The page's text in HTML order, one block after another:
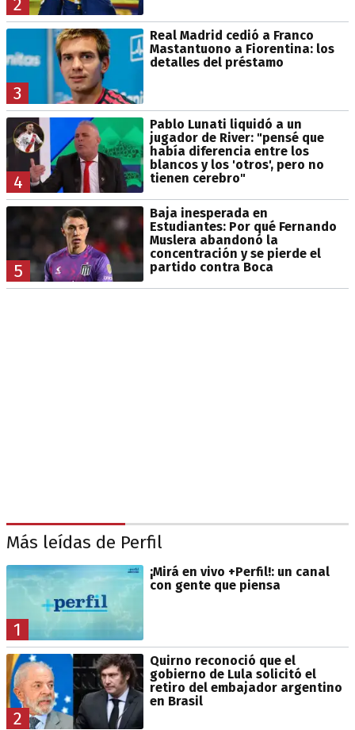
2
3
Real Madrid cedió a Franco
Mastantuono a Fiorentina: los
detalles del préstamo
4
Pablo Lunati liquidó a un
jugador de River: "pensé que
había diferencia entre los
blancos y los 'otros', pero no
tienen cerebro"
5
Baja inesperada en
Estudiantes: Por qué Fernando
Muslera abandonó la
concentración y se pierde el
partido contra Boca
Más leídas de Perfil
1
¡Mirá en vivo +Perfil!: un canal
con gente que piensa
2
Quirno reconoció que el
gobierno de Lula solicitó el
retiro del embajador argentino
en Brasil